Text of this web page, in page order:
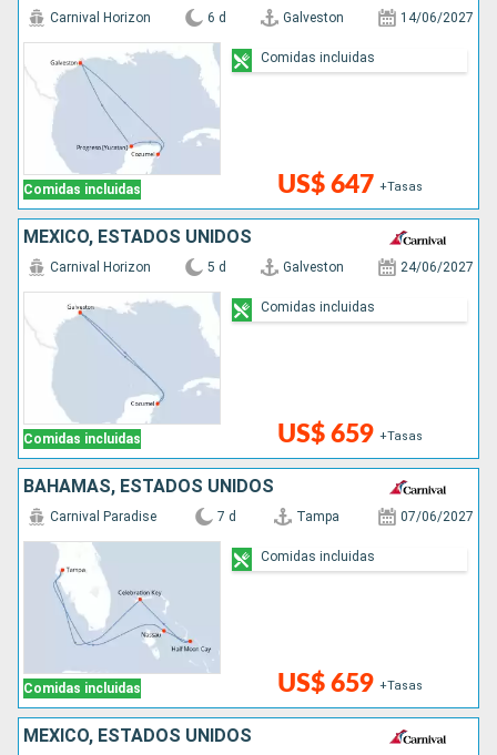
Comidas incluidas
Carnival Horizon 6 d Galveston 14/06/2027
US$ 647 +Tasas
Comidas incluidas
MÉXICO, ESTADOS UNIDOS
Comidas incluidas
Carnival Horizon 5 d Galveston 24/06/2027
US$ 659 +Tasas
Comidas incluidas
BAHAMAS, ESTADOS UNIDOS
Comidas incluidas
Carnival Paradise 7 d Tampa 07/06/2027
US$ 659 +Tasas
Comidas incluidas
MÉXICO, ESTADOS UNIDOS